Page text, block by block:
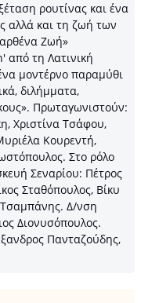
ρουτίνας και ένα
αλλά και τη ζωή των
Ζωή»
από τη Λατινική
μοντέρνο παραμύθι
διλήμματα,
Πρωταγωνιστούν:
Χριστίνα Τσάφου,
Κουρεντή,
Στο ρόλο
Σεναρίου: Πέτρος
Σταθόπουλος, Βίκυ
Δ/νση
Διονυσόπουλος.
Πανταζούδης,